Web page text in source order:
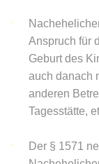
Anspruch für
Geburt des
auch danach
anderen
Tagesstätte,
Der § 1571